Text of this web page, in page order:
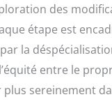
des
étape est
la
entre le
plus sereinement